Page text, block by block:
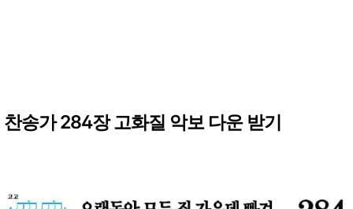
찬송가 284장 고화질 악보 다운 받기